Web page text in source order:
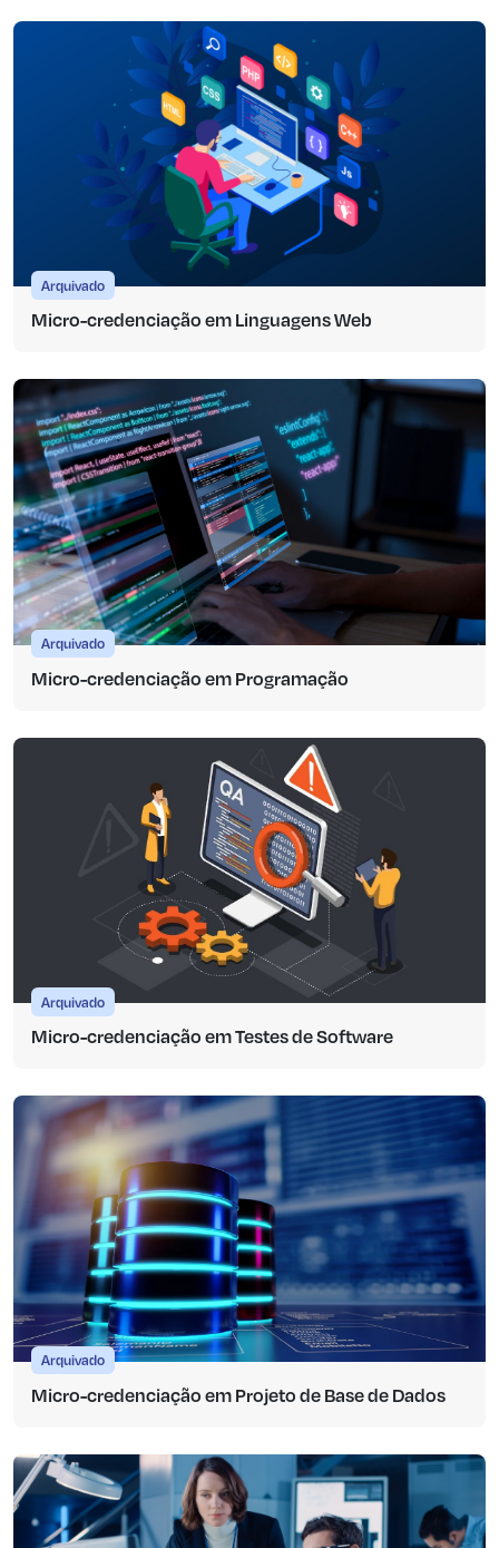
Arquivado
Micro-credenciação em Linguagens Web
Arquivado
Micro-credenciação em Programação
Arquivado
Micro-credenciação em Testes de Software
Arquivado
Micro-credenciação em Projeto de Base de Dados